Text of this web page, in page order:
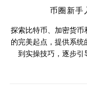
币圈新手
探索比特币、加密货
的完美起点，提供系
到实操技巧，逐步引